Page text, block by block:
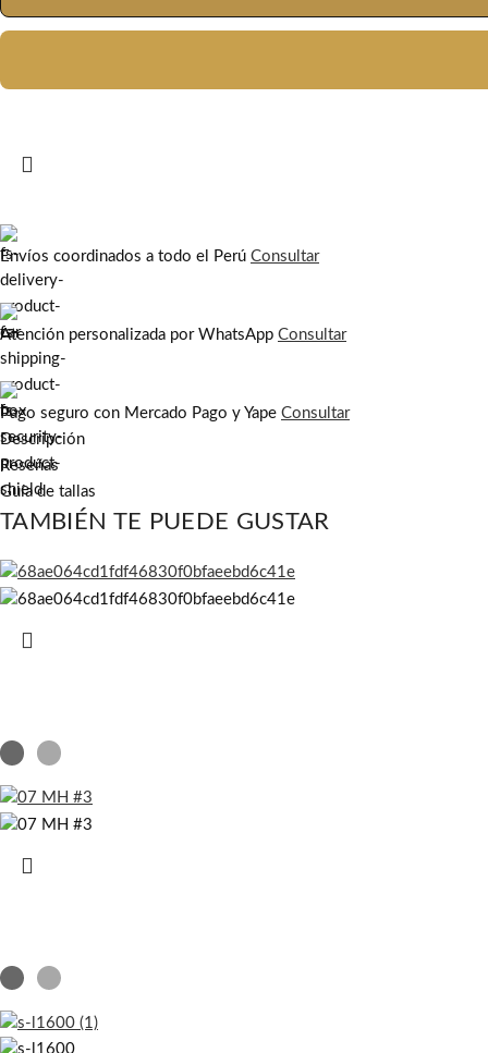
Envíos coordinados a todo el Perú Consultar
Atención personalizada por WhatsApp Consultar
Pago seguro con Mercado Pago y Yape Consultar
Descripción
Reseñas
Guía de tallas
TAMBIÉN TE PUEDE GUSTAR